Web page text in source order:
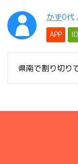
かず0代
APP ID
県南で割り切り